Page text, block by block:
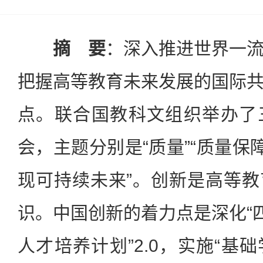
摘 要：深入推进世界一
把握高等教育未来发展的国际
点。联合国教科文组织举办
会，主题分别是“质量”“质量保
现可持续未来”。创新是高等
识。中国创新的着力点是深化“
人才培养计划”2.0，实施“基